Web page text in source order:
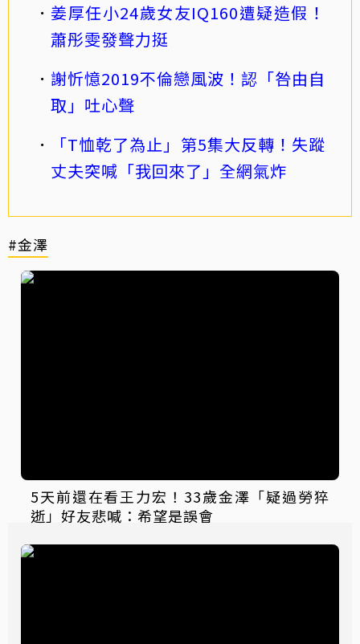
姜厚任小24歲女友IQ160遭疑造假！
蕭彤雯發聲力挺
謝忻憶2019不倫戀風波！認「咎由自
取」吐心聲
「T恤乾了為止」第5集大反轉！失蹤
丈夫突喊「我回來了」全網氣炸
#金澤
5天前還在看王力宏！33歲金澤「疑過勞猝
逝」好友悲喊：希望是誤會